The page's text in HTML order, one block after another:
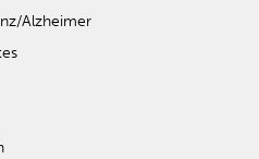
Alzheimer